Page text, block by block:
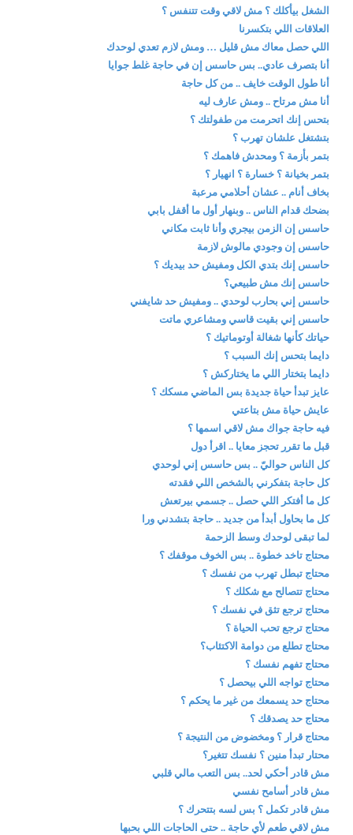
الشغل بيأكلك ؟ مش لاقي وقت تتنفس ؟
العلاقات اللي بتكسرنا
اللي حصل معاك مش قليل … ومش لازم تعدي لوحدك
أنا بتصرف عادي.. بس حاسس إن في حاجة غلط جوايا
أنا طول الوقت خايف .. من كل حاجة
أنا مش مرتاح .. ومش عارف ليه
بتحس إنك اتحرمت من طفولتك ؟
بتشتغل علشان تهرب ؟
بتمر بأزمة ؟ ومحدش فاهمك ؟
بتمر بخيانة ؟ خسارة ؟ انهيار ؟
بخاف أنام .. عشان أحلامي مرعبة
بضحك قدام الناس .. وبنهار أول ما أقفل بابي
حاسس إن الزمن بيجري وأنا ثابت مكاني
حاسس إن وجودي مالوش لازمة
حاسس إنك بتدي الكل ومفيش حد بيديك ؟
حاسس إنك مش طبيعي؟
حاسس إني بحارب لوحدي .. ومفيش حد شايفني
حاسس إني بقيت قاسي ومشاعري ماتت
حياتك كأنها شغالة أوتوماتيك ؟
دايما بتحس إنك السبب ؟
دايما بتختار اللي ما يختاركش ؟
عايز تبدأ حياة جديدة بس الماضي مسكك ؟
عايش حياة مش بتاعتي
فيه حاجة جواك مش لاقي اسمها ؟
قبل ما تقرر تحجز معايا .. اقرأ دول
كل الناس حواليّ .. بس حاسس إني لوحدي
كل حاجة بتفكرني بالشخص اللي فقدته
كل ما أفتكر اللي حصل .. جسمي بيرتعش
كل ما بحاول أبدأ من جديد .. حاجة بتشدني ورا
لما تبقى لوحدك وسط الزحمة
محتاج تاخد خطوة .. بس الخوف موقفك ؟
محتاج تبطل تهرب من نفسك ؟
محتاج تتصالح مع شكلك ؟
محتاج ترجع تثق في نفسك ؟
محتاج ترجع تحب الحياة ؟
محتاج تطلع من دوامة الاكتئاب؟
محتاج تفهم نفسك ؟
محتاج تواجه اللي بيحصل ؟
محتاج حد يسمعك من غير ما يحكم ؟
محتاج حد يصدقك ؟
محتاج قرار ؟ ومخضوض من النتيجة ؟
محتار تبدأ منين ؟ نفسك تتغير؟
مش قادر أحكي لحد.. بس التعب مالي قلبي
مش قادر أسامح نفسي
مش قادر تكمل ؟ بس لسه بتتحرك ؟
مش لاقي طعم لأي حاجة .. حتى الحاجات اللي بحبها